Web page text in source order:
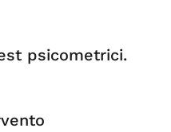
psicometrici.